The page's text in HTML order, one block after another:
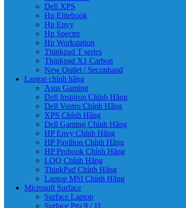
Dell XPS
Hp Elitebook
Hp Envy
Hp Spectre
Hp Workstation
Thinkpad T series
Thinkpad X1 Carbon
New Outlet / Seconhand
Laptop chính hãng
Asus Gaming
Dell Inspiron Chính Hãng
Dell Vostro Chính Hãng
XPS Chính Hãng
Dell Gaming Chính Hãng
HP Envy Chính Hãng
HP Pavilion Chính Hãng
HP Probook Chính Hãng
LOQ Chính Hãng
ThinkPad Chính Hãng
Laptop MSI Chính Hãng
Microsoft Surface
Surface Laptop
Surface Pro 9 / 11